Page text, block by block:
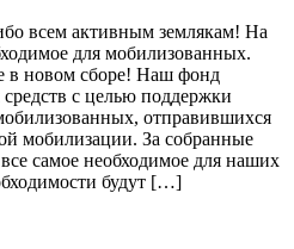
всем активным землякам! На
для мобилизованных.
в новом сборе! Наш фонд
с целью поддержки
отправившихся
мобилизации. За собранные
самое необходимое для наших
будут […]